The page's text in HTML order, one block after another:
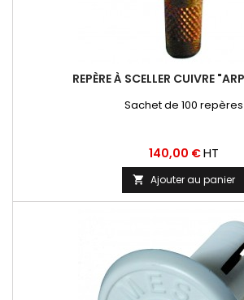
REPÈRE À SCELLER CUIVRE
Sachet de 100 repères
Prix
140,00 €HT
 Ajouter au panier